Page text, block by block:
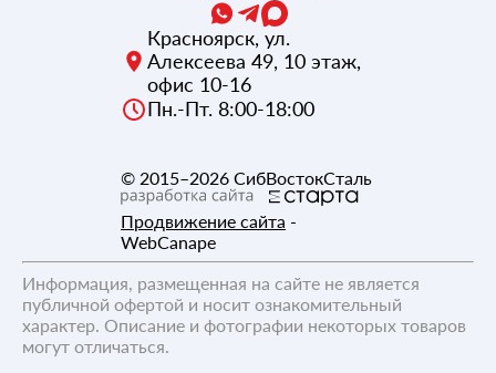
Красноярск, ул.
Алексеева 49, 10 этаж,
офис 10-16
Пн.-Пт. 8:00-18:00
© 2015–2026 СибВостокСталь
Продвижение сайта -
WebCanape
Информация, размещенная на сайте не является
публичной офертой и носит ознакомительный
характер. Описание и фотографии некоторых товаров
могут отличаться.